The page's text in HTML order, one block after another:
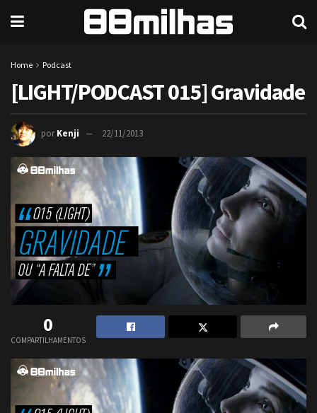
Home Podcast
[LIGHT/PODCAST 015] Gravidade
por Kenji 22/11/2013
0
COMPARTILHAMENTOS